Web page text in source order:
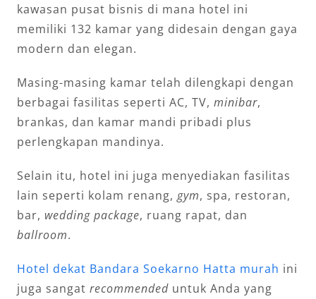
kawasan pusat bisnis di mana hotel ini
memiliki 132 kamar yang didesain dengan gaya
modern dan elegan.
Masing-masing kamar telah dilengkapi dengan
berbagai fasilitas seperti AC, TV, minibar,
brankas, dan kamar mandi pribadi plus
perlengkapan mandinya.
Selain itu, hotel ini juga menyediakan fasilitas
lain seperti kolam renang, gym, spa, restoran,
bar, wedding package, ruang rapat, dan
ballroom.
Hotel dekat Bandara Soekarno Hatta murah ini
juga sangat recommendeduntuk Anda yang